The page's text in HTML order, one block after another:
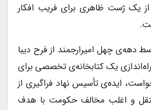
از یک ژست ظاهری برای فریب افکار
دهه‌ی چهل امیرارجمند از فرح دیبا
یک کتابخانه‌ی تخصصی برای
ایده‌ی تأسیس نهاد فراگیری از
و اغلب مخالف حکومت با هدف